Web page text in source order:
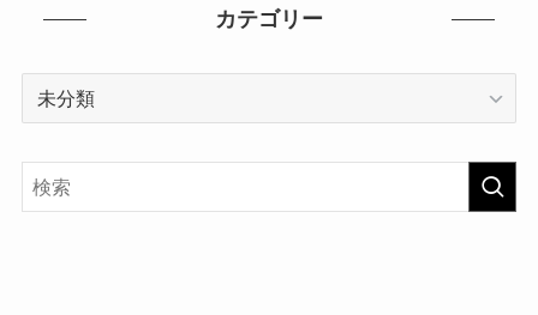
カテゴリー
リ
ー